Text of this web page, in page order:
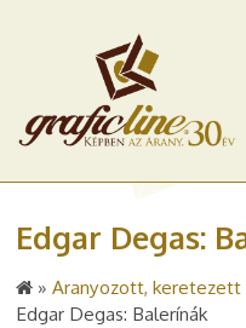
Edgar Degas:
» Aranyozott, keretezett
Edgar Degas: Balerínák